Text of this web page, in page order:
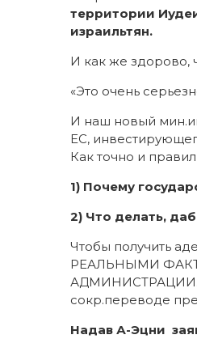
территории
израильтян.
И как же здорово,
«Это очень
И наш новый
ЕС,
Как точно и
1) Почему
2) Что делать,
Чтобы получить
РЕАЛЬНЫМИ
АДМИНИСТРАЦИИ.
сокр.переводе
Надав А-Эцни